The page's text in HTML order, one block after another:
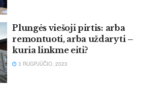
Plungės viešoji pirtis: arba
remontuoti, arba uždaryti –
kuria linkme eiti?
3 RUGPJŪČIO, 2023